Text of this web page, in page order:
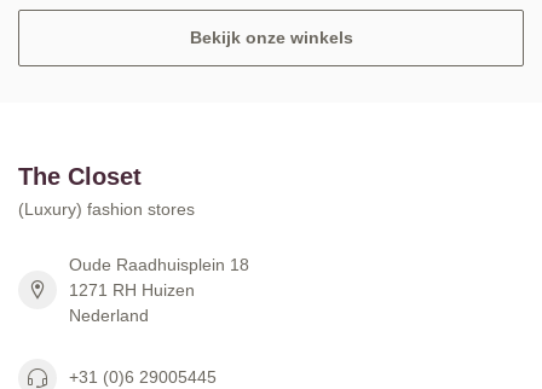
Bekijk onze winkels
The Closet
(Luxury) fashion stores
Oude Raadhuisplein 18
1271 RH Huizen
Nederland
+31 (0)6 29005445